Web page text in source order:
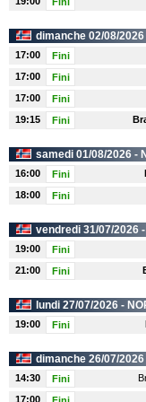
dimanche 02/08/2026
17:00 Fini
17:00
Fini
17:00
Fini
19:15
Fini
samedi 01/08/2026 -
16:00 Fini
18:00
Fini
vendredi 31/07/2026 -
19:00 Fini
21:00
Fini
lundi 27/07/2026 -
19:00 Fini
dimanche 26/07/2026
14:30 Fini
17:00